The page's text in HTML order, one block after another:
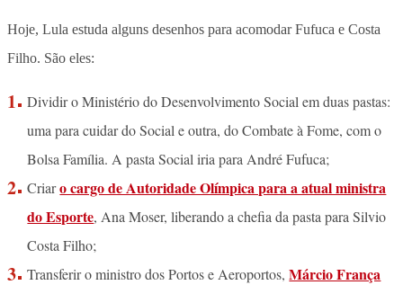
Hoje, Lula estuda alguns desenhos para acomodar Fufuca e Costa
Filho. São eles:
Dividir o Ministério do Desenvolvimento Social em duas pastas:
uma para cuidar do Social e outra, do Combate à Fome, com o
Bolsa Família. A pasta Social iria para André Fufuca;
Criaro cargo de Autoridade Olímpica para a atual ministra
do Esporte, Ana Moser, liberando a chefia da pasta para Silvio
Costa Filho;
Transferir o ministro dos Portos e Aeroportos,Márcio França